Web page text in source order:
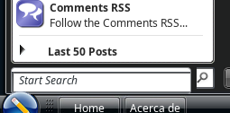
Comments RSS
Follow the Comments RSS...
Last 50 Posts
Home Acerca de